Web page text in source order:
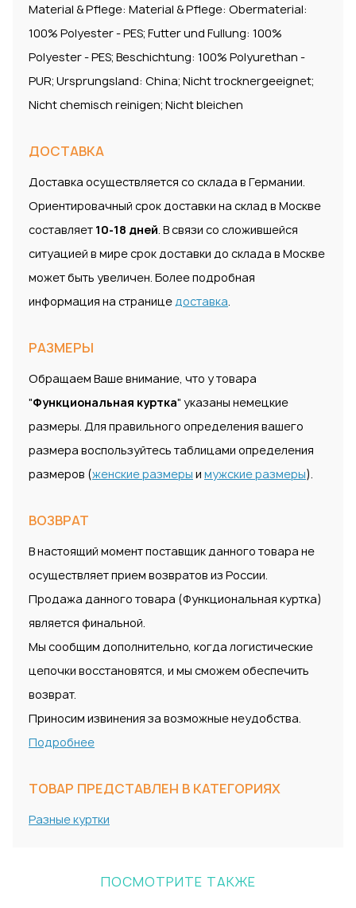
Material & Pflege: Material & Pflege: Obermaterial:
100% Polyester - PES; Futter und Fullung: 100%
Polyester - PES; Beschichtung: 100% Polyurethan -
PUR; Ursprungsland: China; Nicht trocknergeeignet;
Nicht chemisch reinigen; Nicht bleichen
ДОСТАВКА
Доставка осуществляется со склада в Германии.
Ориентировачный срок доставки на склад в Москве
составляет 10-18 дней. В связи со сложившейся
ситуацией в мире срок доставки до склада в Москве
может быть увеличен. Более подробная
информация на страницедоставка.
РАЗМЕРЫ
Обращаем Ваше внимание, что у товара
"Функциональная куртка" указаны немецкие
размеры. Для правильного определения вашего
размера воспользуйтесь таблицами определения
размеров (женские размеры и мужские размеры).
ВОЗВРАТ
В настоящий момент поставщик данного товара не
осуществляет прием возвратов из России.
Продажа данного товара (Функциональная куртка)
является финальной.
Мы сообщим дополнительно, когда логистические
цепочки восстановятся, и мы сможем обеспечить
возврат.
Приносим извинения за возможные неудобства.
Подробнее
ТОВАР ПРЕДСТАВЛЕН В КАТЕГОРИЯХ
Разные куртки
ПОСМОТРИТЕ ТАКЖЕ